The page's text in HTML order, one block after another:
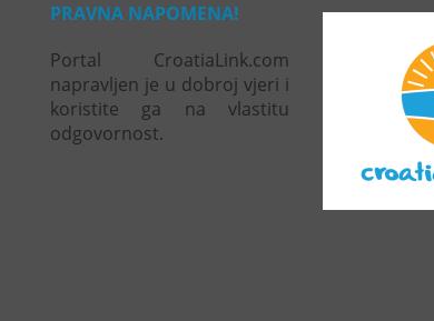
PRAVNA NAPOMENA!
Portal CroatiaLink.com
napravljen je u dobroj vjeri i
koristite ga na vlastitu
odgovornost.